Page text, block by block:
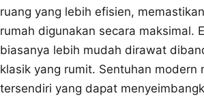
ruang yang lebih efisien,
rumah digunakan secara maksimal.
biasanya lebih mudah dirawat
klasik yang rumit. Sentuhan modern
tersendiri yang dapat